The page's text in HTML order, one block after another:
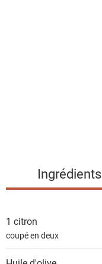
e
n
Ingrédients
1 citron
coupé en deux